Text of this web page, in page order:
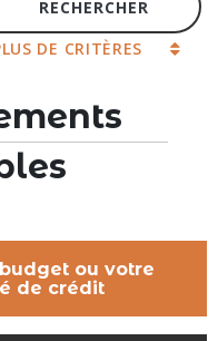
DE CRITÈRES
ou votre
de crédit